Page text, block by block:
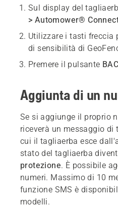
Sul display del
> Automower®
Utilizzare i tasti freccia
di sensibilità di
Premere il pulsante
Aggiunta di un
Se si aggiunge il proprio
riceverà un messaggio di
cui il tagliaerba esce
stato del tagliaerba
protezione. È possibile
numeri. Massimo di 10
funzione SMS è
modelli.